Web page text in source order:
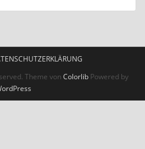
Theme von Colorlib Powered by